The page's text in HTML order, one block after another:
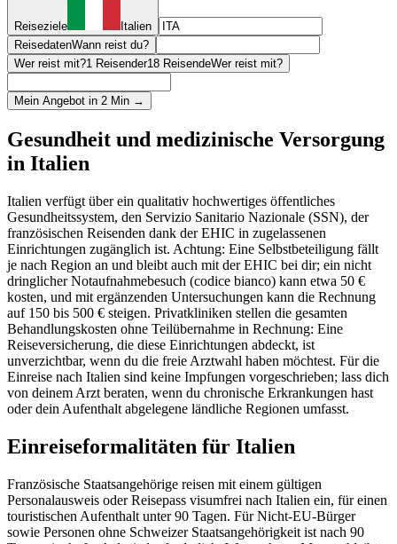
Reiseziele
Italien
ReisedatenWann reist du?
Wer reist mit?1 Reisender18 ReisendeWer reist mit?
Mein Angebot in 2 Min →
Gesundheit und medizinische Versorgung
in Italien
Italien verfügt über ein qualitativ hochwertiges öffentliches
Gesundheitssystem, den Servizio Sanitario Nazionale (SSN), der
französischen Reisenden dank der EHIC in zugelassenen
Einrichtungen zugänglich ist. Achtung: Eine Selbstbeteiligung fällt
je nach Region an und bleibt auch mit der EHIC bei dir; ein nicht
dringlicher Notaufnahmebesuch (codice bianco) kann etwa 50 €
kosten, und mit ergänzenden Untersuchungen kann die Rechnung
auf 150 bis 500 € steigen. Privatkliniken stellen die gesamten
Behandlungskosten ohne Teilübernahme in Rechnung: Eine
Reiseversicherung, die diese Einrichtungen abdeckt, ist
unverzichtbar, wenn du die freie Arztwahl haben möchtest. Für die
Einreise nach Italien sind keine Impfungen vorgeschrieben; lass dich
von deinem Arzt beraten, wenn du chronische Erkrankungen hast
oder dein Aufenthalt abgelegene ländliche Regionen umfasst.
Einreiseformalitäten für Italien
Französische Staatsangehörige reisen mit einem gültigen
Personalausweis oder Reisepass visumfrei nach Italien ein, für einen
touristischen Aufenthalt unter 90 Tagen. Für Nicht-EU-Bürger
sowie Personen ohne Schweizer Staatsangehörigkeit ist nach 90